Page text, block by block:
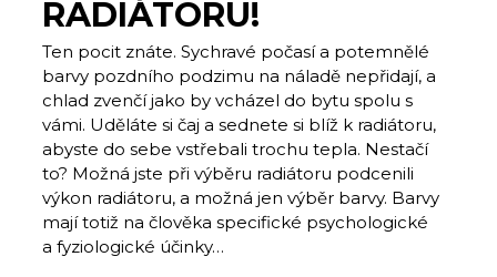
RADIÁTORU!
Ten pocit znáte. Sychravé počasí a potemnělé
barvy pozdního podzimu na náladě nepřidají, a
chlad zvenčí jako by vcházel do bytu spolu s
vámi. Uděláte si čaj a sednete si blíž k radiátoru,
abyste do sebe vstřebali trochu tepla. Nestačí
to? Možná jste při výběru radiátoru podcenili
výkon radiátoru, a možná jen výběr barvy. Barvy
mají totiž na člověka specifické psychologické
a fyziologické účinky…